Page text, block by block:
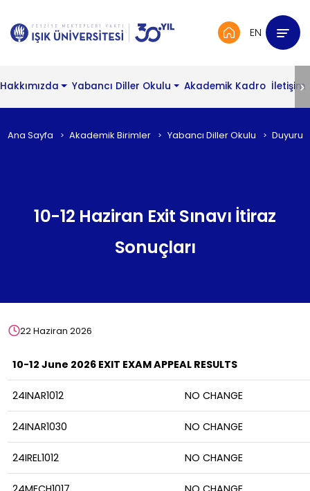
EN
Hakkımızda Yabancı Diller Okulu Akademik Kadro İletişim
Ana Sayfa Akademik Birimler Yabancı Diller Okulu
10-12 Haziran Exit Sınavı İtiraz
Sonuçları
22 Haziran 2026
10-12 June 2026 EXIT EXAM APPEAL RESULTS
24INAR1012 NO CHANGE
24INAR1030 NO CHANGE
24IREL1012 NO CHANGE